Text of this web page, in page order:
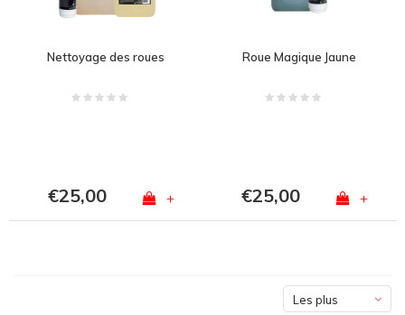
Nettoyage des roues
€25,00 +
Roue Magique Jaune
€25,00 +
Les plus